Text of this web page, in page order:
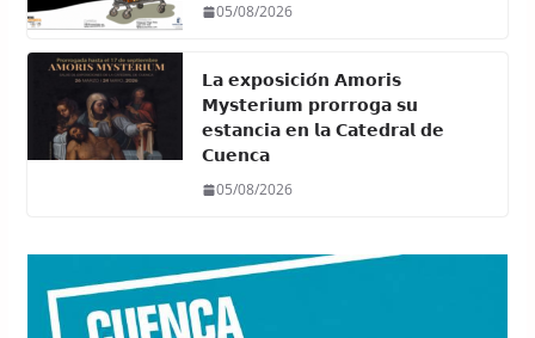
05/08/2026
𝗟𝗮 𝗲𝘅𝗽𝗼𝘀𝗶𝗰𝗶𝗼́𝗻 𝗔𝗺𝗼𝗿𝗶𝘀
𝗠𝘆𝘀𝘁𝗲𝗿𝗶𝘂𝗺 𝗽𝗿𝗼𝗿𝗿𝗼𝗴𝗮 𝘀𝘂
𝗲𝘀𝘁𝗮𝗻𝗰𝗶𝗮 𝗲𝗻 𝗹𝗮 𝗖𝗮𝘁𝗲𝗱𝗿𝗮𝗹 𝗱𝗲
𝗖𝘂𝗲𝗻𝗰𝗮
05/08/2026